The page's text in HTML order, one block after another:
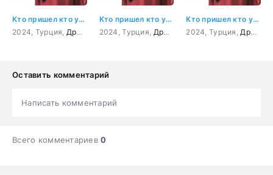
Кто пришел кто ушел 3 серия
2024, Турция, Драма Мелодрама,Приключения
Кто пришел кто ушел 4 серия
2024, Турция, Драма Мелодрама,
Кто пришел кто ушел 5 серия
2024, Турция, Драма
Оставить комментарий
Написать комментарий
Всего комментариев0